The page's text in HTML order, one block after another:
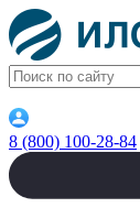
8 (800) 100-28-84